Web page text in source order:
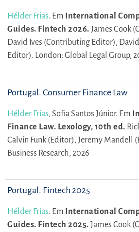
Hélder Frias. Em International
Guides. Fintech 2026. James Cook
David Ives (Contributing Editor),
Editor). London: Global Legal Group,
Portugal. Consumer Finance Law
Hélder Frias, Sofia Santos Júnior. Em
Finance Law. Lexology, 10th ed.
Calvin Funk (Editor), Jeremy Mandell
Business Research, 2026
Portugal. Fintech 2025
Hélder Frias. Em International
Guides. Fintech 2025. James Cook